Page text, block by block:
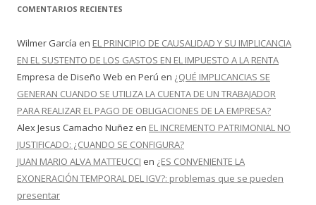
COMENTARIOS RECIENTES
Wilmer García en EL PRINCIPIO DE CAUSALIDAD Y SU IMPLICANCIA
EN EL SUSTENTO DE LOS GASTOS EN EL IMPUESTO A LA RENTA
Empresa de Diseño Web en Perú en ¿QUÉ IMPLICANCIAS SE
GENERAN CUANDO SE UTILIZA LA CUENTA DE UN TRABAJADOR
PARA REALIZAR EL PAGO DE OBLIGACIONES DE LA EMPRESA?
Alex Jesus Camacho Nuñez en EL INCREMENTO PATRIMONIAL NO
JUSTIFICADO: ¿CUANDO SE CONFIGURA?
JUAN MARIO ALVA MATTEUCCI en ¿ES CONVENIENTE LA
EXONERACIÓN TEMPORAL DEL IGV?: problemas que se pueden
presentar